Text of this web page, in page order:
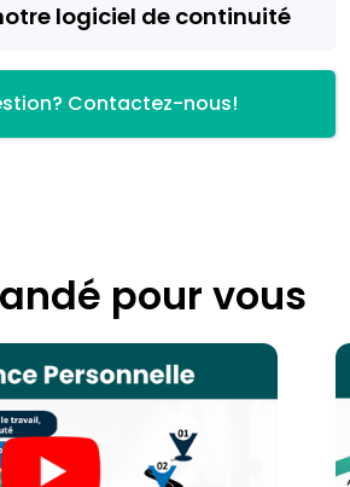
logiciel de continuité
Contactez-nous!
pour vous